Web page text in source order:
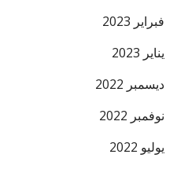
فبراير 2023
يناير 2023
ديسمبر 2022
نوفمبر 2022
يوليو 2022